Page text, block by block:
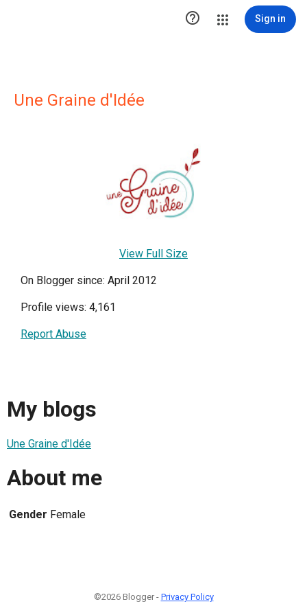
 Sign in
Une Graine d'Idée
View Full Size
On Blogger since: April 2012
Profile views: 4,161
Report Abuse
My blogs
Une Graine d'Idée
About me
Gender Female
©2026 Blogger - Privacy Policy